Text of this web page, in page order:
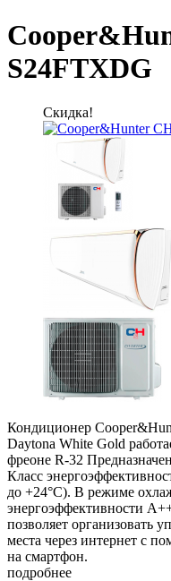
S24FTXDG
Скидка!
Кондиционер
Daytona White Gold
фреоне R-32
Класс
до +24°С). В режиме
энергоэффективности
позволяет организовать
места через интернет с
на смартфон.
подробнее